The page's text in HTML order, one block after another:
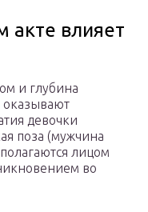
акте влияет
и глубина
оказывают
девочки
поза (мужчина
лицом
во